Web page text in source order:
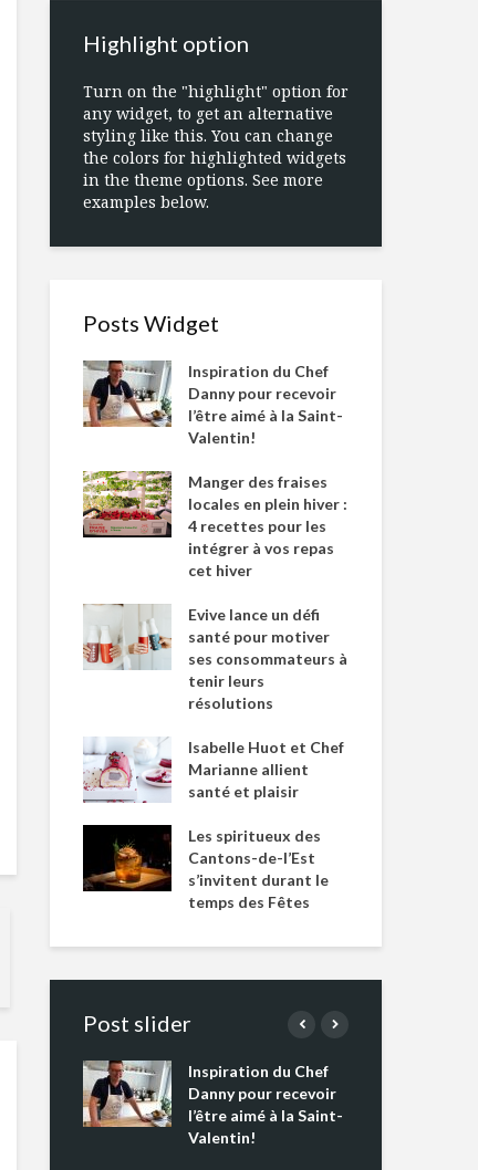
Highlight option
Turn on the "highlight" option for
any widget, to get an alternative
styling like this. You can change
the colors for highlighted widgets
in the theme options. See more
examples below.
Posts Widget
Inspiration du Chef
Danny pour recevoir
l’être aimé à la Saint-
Valentin!
Manger des fraises
locales en plein hiver :
4 recettes pour les
intégrer à vos repas
cet hiver
Evive lance un défi
santé pour motiver
ses consommateurs à
tenir leurs
résolutions
Isabelle Huot et Chef
Marianne allient
santé et plaisir
Les spiritueux des
Cantons-de-l’Est
s’invitent durant le
temps des Fêtes
Post slider
Inspiration du Chef
Danny pour recevoir
l’être aimé à la Saint-
Valentin!